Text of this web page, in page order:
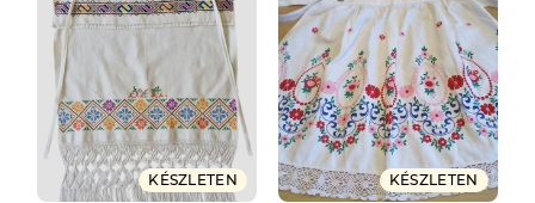
KÉSZLETEN KÉSZLETEN